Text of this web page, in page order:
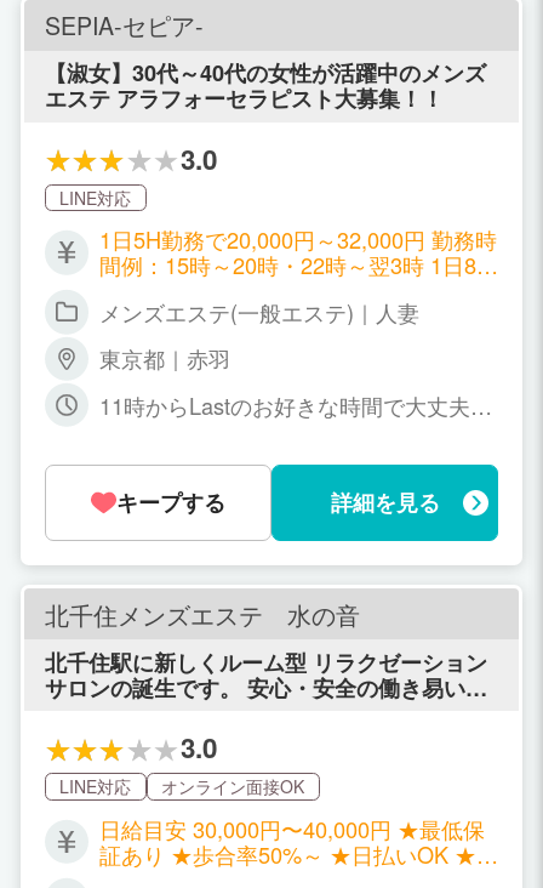
SEPIA-セピア-
【淑女】30代～40代の女性が活躍中のメンズ
エステ アラフォーセラピスト大募集！！
3.0
LINE対応
1日5H勤務で20,000円～32,000円 勤務時
間例：15時～20時・22時～翌3時 1日8H
例：17時～翌1時・20時～翌4時 コース
額支給
メンズエステ(一般エステ)｜人妻
東京都｜赤羽
11時からLastのお好きな時間で大丈夫で
キープする
詳細を見る
北千住メンズエステ 水の音
北千住駅に新しくルーム型 リラクゼーション
サロンの誕生です。 安心・安全の働き易い環
3.0
LINE対応 オンライン面接OK
日給目安 30,000円〜40,000円 ★最低保
証あり ★歩合率50%～ ★日払いOK ★交